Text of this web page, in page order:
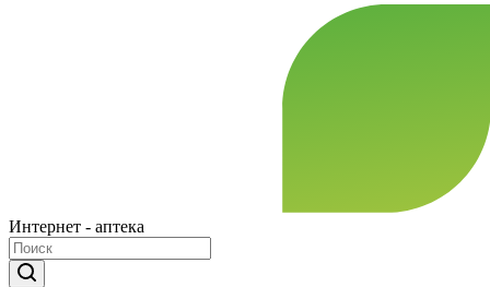
Интернет - аптека